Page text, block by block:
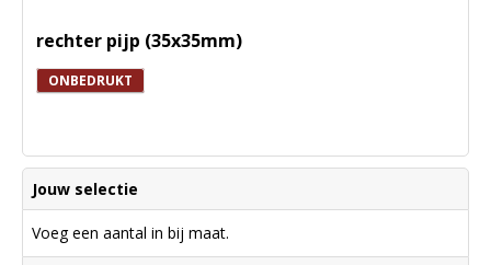
rechter pijp (35x35mm)
ONBEDRUKT
Jouw selectie
Voeg een aantal in bij maat.